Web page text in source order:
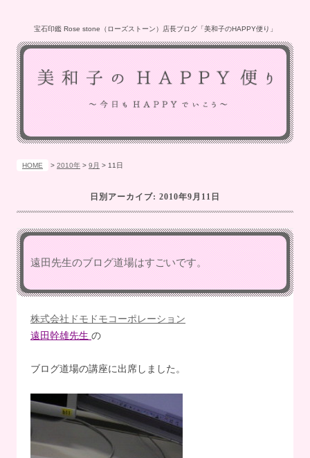
宝石印鑑 Rose stone（ローズストーン）店長ブログ「美和子のHAPPY便り」
HOME > 2010年 > 9月 > 11日
日別アーカイブ: 2010年9月11日
遠田先生のブログ道場はすごいです。
株式会社ドモドモコーポレーション
遠田幹雄先生 の
ブログ道場の講座に出席しました。